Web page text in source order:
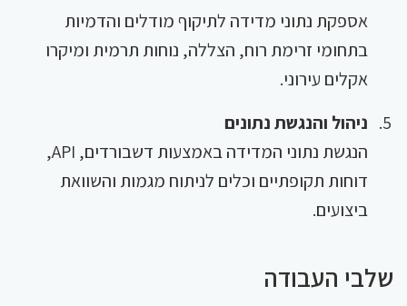
אספקת נתוני מדידה לתיקוף מודלים והדמיות
בתחומי זרימת רוח, הצללה, נוחות תרמית ומיקרו
אקלים עירוני.
ניהול והנגשת נתונים
הנגשת נתוני המדידה באמצעות דשבורדים, API,
דוחות תקופתיים וכלים לניתוח מגמות והשוואת
ביצועים.
שלבי העבודה